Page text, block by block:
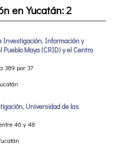
en Yucatán: 2
Investigación, Información y
Pueblo Maya (CRID) y el Centro
389 por 37
Universidad de las
46 y 48